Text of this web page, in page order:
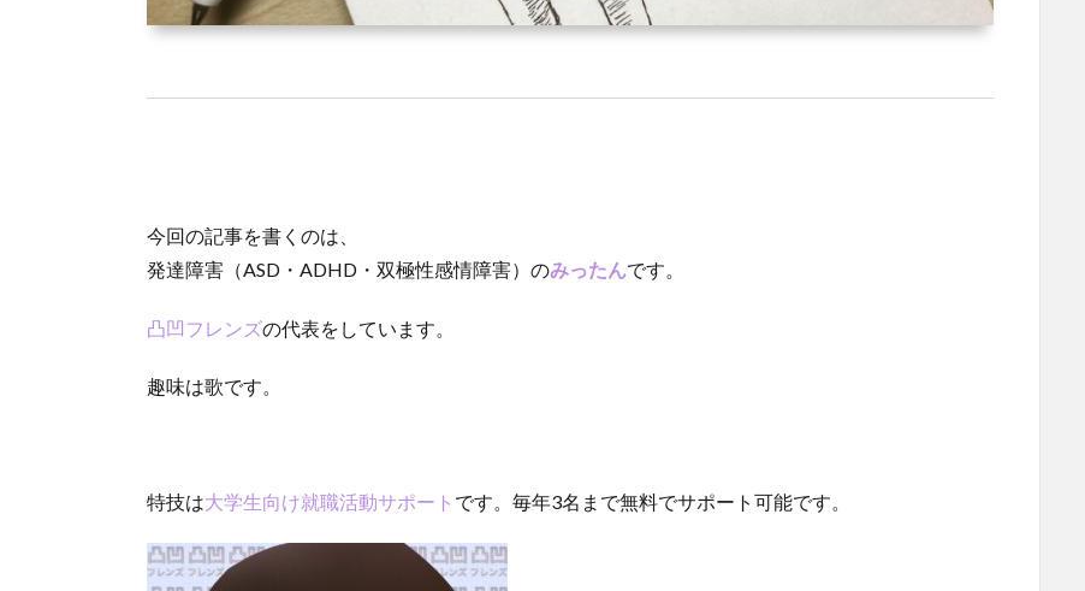
今回の記事を書くのは、
発達障害（ASD・ADHD・双極性感情障害）のみったんです。
凸凹フレンズの代表をしています。
趣味は歌です。
特技は大学生向け就職活動サポート です。毎年3名まで無料でサポート可能です。